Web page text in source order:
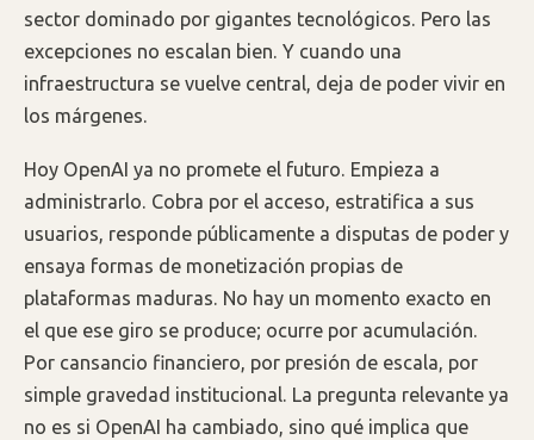
sector dominado por gigantes tecnológicos. Pero las
excepciones no escalan bien. Y cuando una
infraestructura se vuelve central, deja de poder vivir en
los márgenes.
Hoy OpenAI ya no promete el futuro. Empieza a
administrarlo. Cobra por el acceso, estratifica a sus
usuarios, responde públicamente a disputas de poder y
ensaya formas de monetización propias de
plataformas maduras. No hay un momento exacto en
el que ese giro se produce; ocurre por acumulación.
Por cansancio financiero, por presión de escala, por
simple gravedad institucional. La pregunta relevante ya
no es si OpenAI ha cambiado, sino qué implica que